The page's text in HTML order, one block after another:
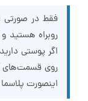
فقط در صورتی
روبراه هستید
اگر پوستی
روی قسمت‌های
اینصورت